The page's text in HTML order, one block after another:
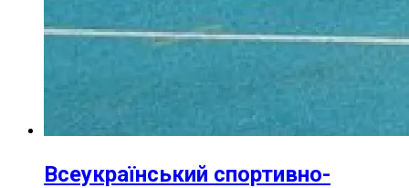
Всеукраїнський спортивно-